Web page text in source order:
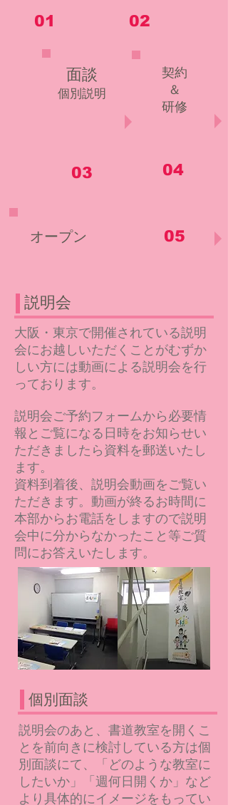
01 02
面談
個別説明
03
契約
＆
研修
04
オープン 05
説明会
大阪・東京で開催されている説明
会にお越しいただくことがむずか
しい方には動画による説明会を行
っております。
説明会ご予約フォームから必要情
報とご覧になる日時をお知らせい
ただきましたら資料を郵送いたし
ます。
資料到着後、説明会動画をご覧い
ただきます。動画が終るお時間に
本部からお電話をしますので説明
会中に分からなかったこと等ご質
問にお答えいたします。
​個別面談
説明会のあと、書道教室を開くこ
とを前向きに検討している方は個
別面談にて、「どのような教室に
したいか」「週何日開くか」など
より具体的にイメージをもってい